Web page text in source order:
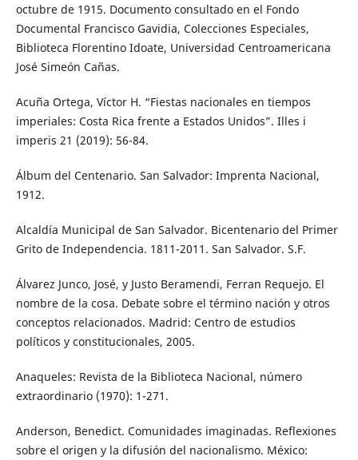
octubre de 1915. Documento consultado en el Fondo
Documental Francisco Gavidia, Colecciones Especiales,
Biblioteca Florentino Idoate, Universidad Centroamericana
José Simeón Cañas.
Acuña Ortega, Víctor H. “Fiestas nacionales en tiempos
imperiales: Costa Rica frente a Estados Unidos”. Illes i
imperis 21 (2019): 56-84.
Álbum del Centenario. San Salvador: Imprenta Nacional,
1912.
Alcaldía Municipal de San Salvador. Bicentenario del Primer
Grito de Independencia. 1811-2011. San Salvador. S.F.
Álvarez Junco, José, y Justo Beramendi, Ferran Requejo. El
nombre de la cosa. Debate sobre el término nación y otros
conceptos relacionados. Madrid: Centro de estudios
políticos y constitucionales, 2005.
Anaqueles: Revista de la Biblioteca Nacional, número
extraordinario (1970): 1-271.
Anderson, Benedict. Comunidades imaginadas. Reflexiones
sobre el origen y la difusión del nacionalismo. México: